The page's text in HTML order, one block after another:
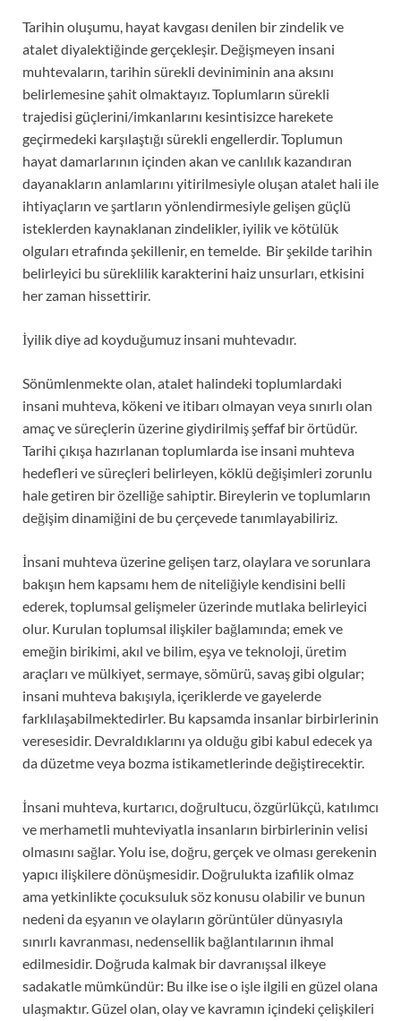
Tarihin oluşumu, hayat kavgası denilen bir zindelik ve
atalet diyalektiğinde gerçekleşir. Değişmeyen insani
muhtevaların, tarihin sürekli deviniminin ana aksını
belirlemesine şahit olmaktayız. Toplumların sürekli
trajedisi güçlerini/imkanlarını kesintisizce harekete
geçirmedeki karşılaştığı sürekli engellerdir. Toplumun
hayat damarlarının içinden akan ve canlılık kazandıran
dayanakların anlamlarını yitirilmesiyle oluşan atalet hali ile
ihtiyaçların ve şartların yönlendirmesiyle gelişen güçlü
isteklerden kaynaklanan zindelikler, iyilik ve kötülük
olguları etrafında şekillenir, en temelde. Bir şekilde tarihin
belirleyici bu süreklilik karakterini haiz unsurları, etkisini
her zaman hissettirir.
İyilik diye ad koyduğumuz insani muhtevadır.
Sönümlenmekte olan, atalet halindeki toplumlardaki
insani muhteva, kökeni ve itibarı olmayan veya sınırlı olan
amaç ve süreçlerin üzerine giydirilmiş şeffaf bir örtüdür.
Tarihi çıkışa hazırlanan toplumlarda ise insani muhteva
hedefleri ve süreçleri belirleyen, köklü değişimleri zorunlu
hale getiren bir özelliğe sahiptir. Bireylerin ve toplumların
değişim dinamiğini de bu çerçevede tanımlayabiliriz.
İnsani muhteva üzerine gelişen tarz, olaylara ve sorunlara
bakışın hem kapsamı hem de niteliğiyle kendisini belli
ederek, toplumsal gelişmeler üzerinde mutlaka belirleyici
olur. Kurulan toplumsal ilişkiler bağlamında; emek ve
emeğin birikimi, akıl ve bilim, eşya ve teknoloji, üretim
araçları ve mülkiyet, sermaye, sömürü, savaş gibi olgular;
insani muhteva bakışıyla, içeriklerde ve gayelerde
farklılaşabilmektedirler. Bu kapsamda insanlar birbirlerinin
veresesidir. Devraldıklarını ya olduğu gibi kabul edecek ya
da düzetme veya bozma istikametlerinde değiştirecektir.
İnsani muhteva, kurtarıcı, doğrultucu, özgürlükçü, katılımcı
ve merhametli muhteviyatla insanların birbirlerinin velisi
olmasını sağlar. Yolu ise, doğru, gerçek ve olması gerekenin
yapıcı ilişkilere dönüşmesidir. Doğrulukta izafilik olmaz
ama yetkinlikte çocuksuluk söz konusu olabilir ve bunun
nedeni da eşyanın ve olayların görüntüler dünyasıyla
sınırlı kavranması, nedensellik bağlantılarının ihmal
edilmesidir. Doğruda kalmak bir davranışsal ilkeye
sadakatle mümkündür: Bu ilke ise o işle ilgili en güzel olana
ulaşmaktır. Güzel olan, olay ve kavramın içindeki çelişkileri